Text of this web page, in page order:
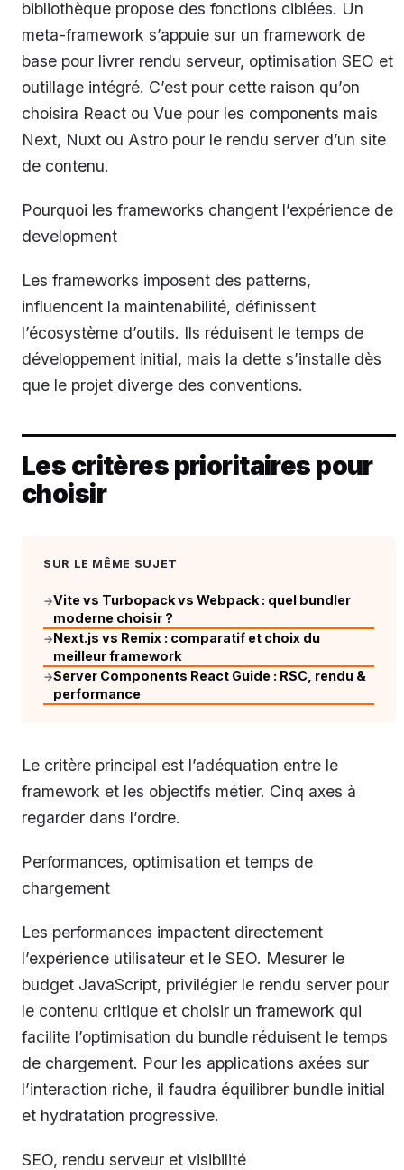
bibliothèque propose des fonctions ciblées. Un
meta-framework s’appuie sur un framework de
base pour livrer rendu serveur, optimisation SEO et
outillage intégré. C’est pour cette raison qu’on
choisira React ou Vue pour les components mais
Next, Nuxt ou Astro pour le rendu server d’un site
de contenu.
Pourquoi les frameworks changent l’expérience de
development
Les frameworks imposent des patterns,
influencent la maintenabilité, définissent
l’écosystème d’outils. Ils réduisent le temps de
développement initial, mais la dette s’installe dès
que le projet diverge des conventions.
Les critères prioritaires pour
choisir
SUR LE MÊME SUJET
→Vite vs Turbopack vs Webpack : quel bundler
moderne choisir ?
→Next.js vs Remix : comparatif et choix du
meilleur framework
→Server Components React Guide : RSC, rendu &
performance
Le critère principal est l’adéquation entre le
framework et les objectifs métier. Cinq axes à
regarder dans l’ordre.
Performances, optimisation et temps de
chargement
Les performances impactent directement
l’expérience utilisateur et le SEO. Mesurer le
budget JavaScript, privilégier le rendu server pour
le contenu critique et choisir un framework qui
facilite l’optimisation du bundle réduisent le temps
de chargement. Pour les applications axées sur
l’interaction riche, il faudra équilibrer bundle initial
et hydratation progressive.
SEO, rendu serveur et visibilité